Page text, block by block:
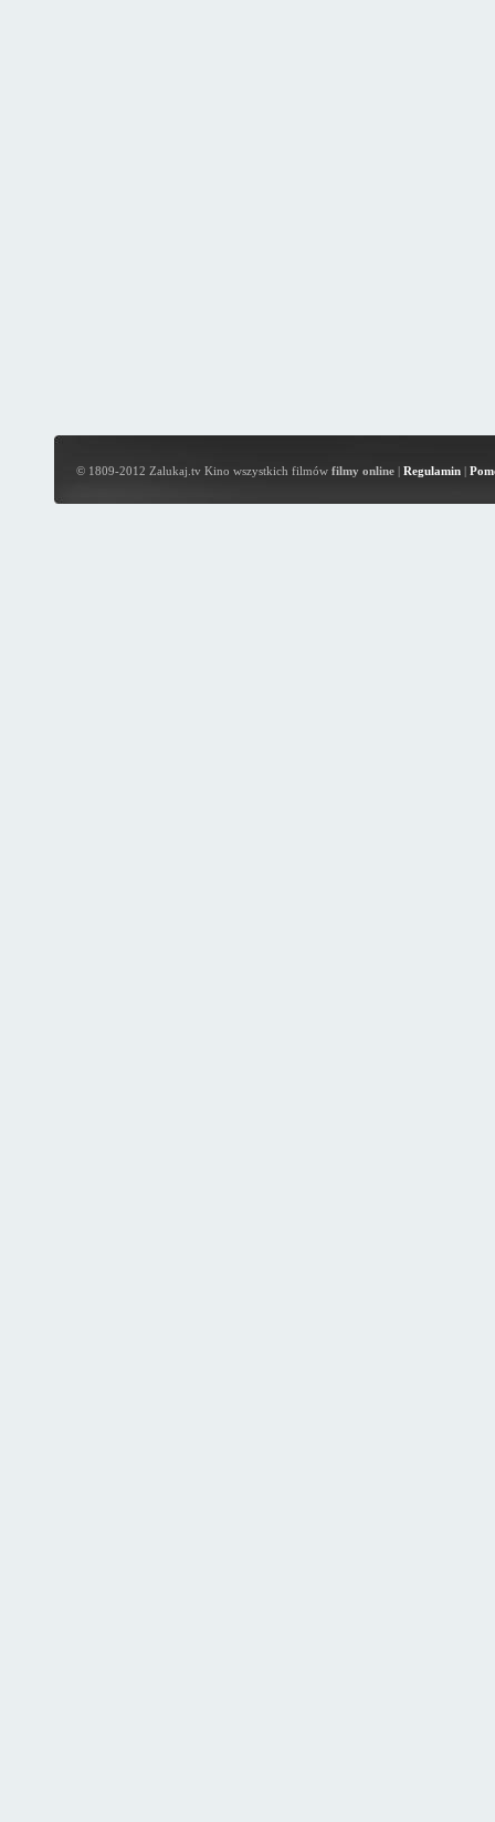
© 1809-2012 Zalukaj.tv Kino wszystkich filmów filmy online| Regulamin|